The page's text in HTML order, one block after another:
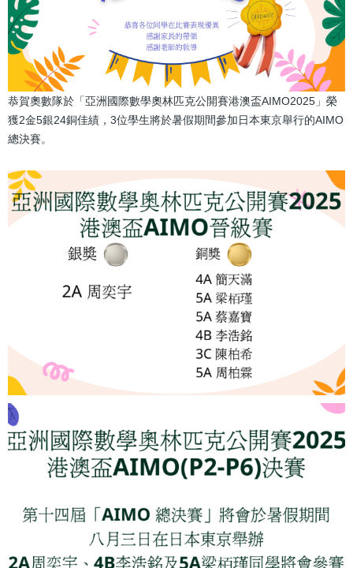
恭賀奧數隊於「亞洲國際數學奧林匹克公開賽港澳盃AIMO2025」榮
獲2金5銀24銅佳績，3位學生將於暑假期間參加日本東京舉行的AIMO
總決賽。